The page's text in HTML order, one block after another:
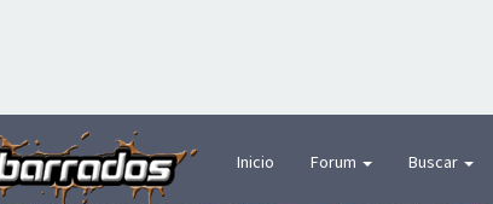
Inicio Forum Buscar